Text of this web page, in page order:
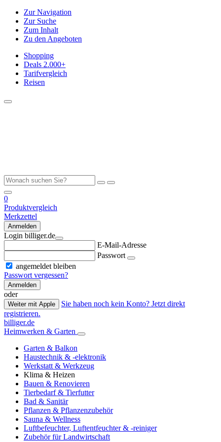
Zur Navigation
Zur Suche
Zum Inhalt
Zu den Angeboten
Shopping
Deals 2.000+
Tarifvergleich
Reisen
0
Produktvergleich
Merkzettel
Anmelden
Login billiger.de
E-Mail-Adresse
Passwort
angemeldet bleiben
Passwort vergessen?
Anmelden
oder
Weiter mit Apple
Sie haben noch kein Konto? Jetzt direkt
registrieren.
billiger.de
Heimwerken & Garten
Garten & Balkon
Haustechnik & -elektronik
Werkstatt & Werkzeug
Klima & Heizen
Bauen & Renovieren
Tierbedarf & Tierfutter
Bad & Sanitär
Pflanzen & Pflanzenzubehör
Sauna & Wellness
Luftbefeuchter, Luftentfeuchter & -reiniger
Zubehör für Landwirtschaft